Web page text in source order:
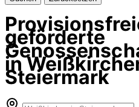
geförderte
in
Steiermark